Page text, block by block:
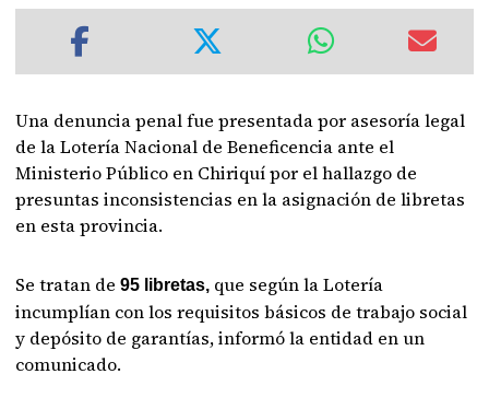
Una denuncia penal fue presentada por asesoría legal
de la Lotería Nacional de Beneficencia ante el
Ministerio Público en Chiriquí por el hallazgo de
presuntas inconsistencias en la asignación de libretas
en esta provincia.
Se tratan de 95 libretas, que según la Lotería
incumplían con los requisitos básicos de trabajo social
y depósito de garantías, informó la entidad en un
comunicado.